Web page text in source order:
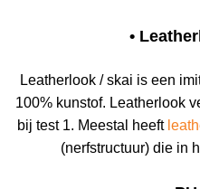
•
Leatherlook / skai is een
100% kunstof. Leatherlook
bij test 1. Meestal heeft
(nerfstructuur) die in